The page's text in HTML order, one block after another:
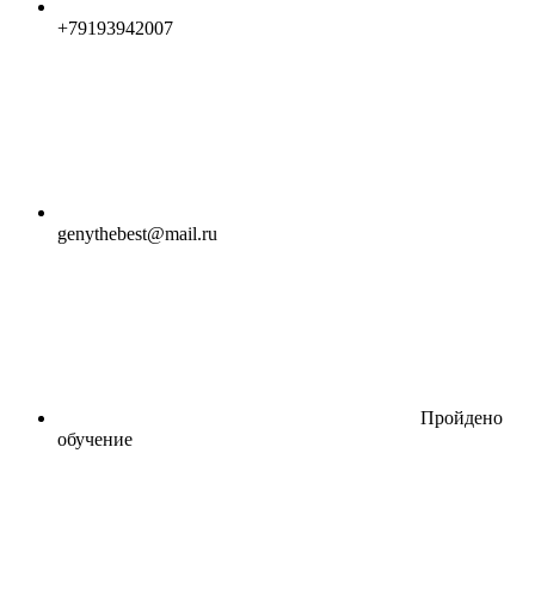
+79193942007
genythebest@mail.ru
Пройдено
обучение